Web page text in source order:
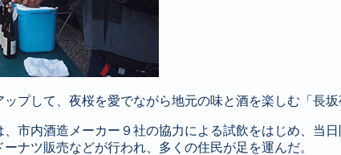
プして、夜桜を愛でながら地元の味と酒を楽しむ「長
市内酒造メーカー９社の協力による試飲をはじめ、当
ナツ販売などが行われ、多くの住民が足を運んだ。